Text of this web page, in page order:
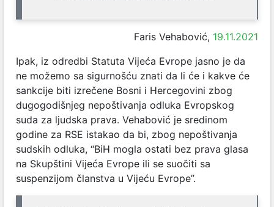
Faris Vehabović, 19.11.2021
Ipak, iz odredbi Statuta Vijeća Evrope jasno je da
ne možemo sa sigurnošću znati da li će i kakve će
sankcije biti izrečene Bosni i Hercegovini zbog
dugogodišnjeg nepoštivanja odluka Evropskog
suda za ljudska prava. Vehabović je sredinom
godine za RSE istakao da bi, zbog nepoštivanja
sudskih odluka, “BiH mogla ostati bez prava glasa
na Skupštini Vijeća Evrope ili se suočiti sa
suspenzijom članstva u Vijeću Evrope”.